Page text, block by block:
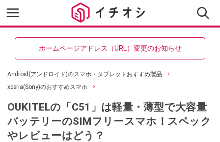
ホームページアドレス（URL）変更のお知らせ
Android(アンドロイド)のスマホ・タブレットおすすめ製品
xperia(Sony)のおすすめスマホ
OUKITELの「C51」は軽量・薄型で大容量
バッテリーのSIMフリースマホ！スペック
やレビューはどう？